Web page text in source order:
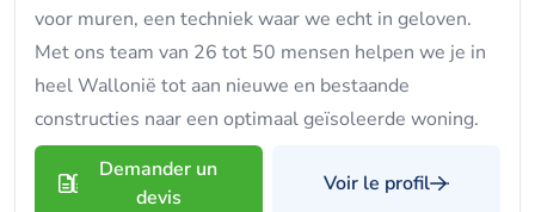
voor muren, een techniek waar we echt in geloven.
Met ons team van 26 tot 50 mensen helpen we je in
heel Wallonië tot aan nieuwe en bestaande
constructies naar een optimaal geïsoleerde woning.
Demander un
devis
Voir le profil